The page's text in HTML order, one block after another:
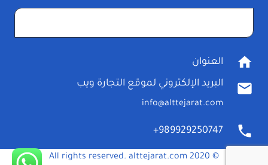
عن:
home العنوان
mail البريد الإلكتروني لموقع التجارة ويب
info@alttejarat.com
phone
989929250747+
© 2020 All rights reserved. alttejarat.com